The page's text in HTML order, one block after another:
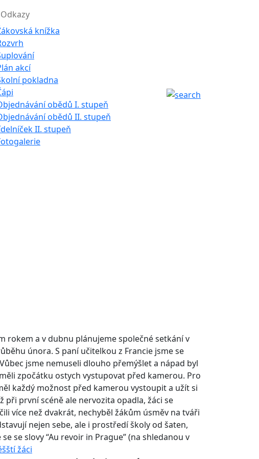
Odkazy
knížka
akcí
pokladna
obědů I. stupeň
obědů II. stupeň
II. stupeň
rokem a v dubnu plánujeme společné setkání v
února. S paní učitelkou z Francie jsme se
jsme nemuseli dlouho přemýšlet a nápad byl
zpočátku ostych vystupovat před kamerou. Pro
každý možnost před kamerou vystoupit a užít si
při první scéně ale nervozita opadla, žáci se
více než dvakrát, nechyběl žákům úsměv na tváři
nejen sebe, ale i prostředí školy od šaten,
se slovy “Au revoir in Prague” (na shledanou v
žáci